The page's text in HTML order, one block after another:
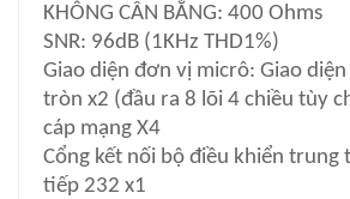
KHÔNG CÂN BẰNG: 400 Ohms
SNR: 96dB (1KHz THD1%)
Giao diện đơn vị micrô: Giao
tròn x2 (đầu ra 8 lõi 4 chiều tùy
cáp mạng X4
Cổng kết nối bộ điều khiển trung
tiếp 232 x1